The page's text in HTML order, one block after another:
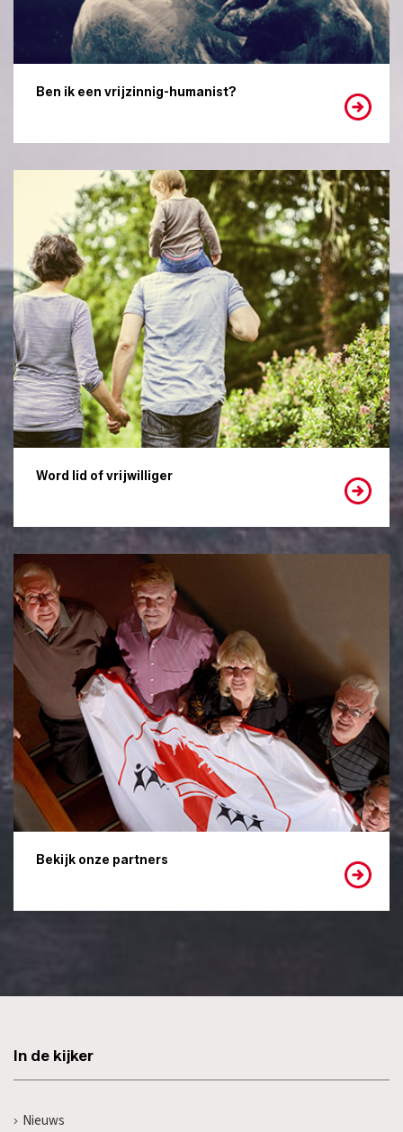
Ben ik een vrijzinnig-humanist?
Word lid of vrijwilliger
Bekijk onze partners
In de kijker
Nieuws